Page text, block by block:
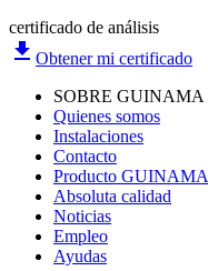
certificado de análisis
file_download Obtener mi certificado
SOBRE GUINAMA
Quienes somos
Instalaciones
Contacto
Producto GUINAMA
Absoluta calidad
Noticias
Empleo
Ayudas